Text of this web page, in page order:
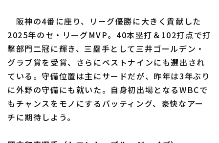
阪神の4番に座り、リーグ優勝に大きく貢献した
2025年のセ・リーグMVP。40本塁打＆102打点で打
撃部門二冠に輝き、三塁手として三井ゴールデン・
グラブ賞を受賞、さらにベストナインにも選出され
ている。守備位置は主にサードだが、昨年は3年ぶり
に外野の守備にも就いた。自身初出場となるWBCで
もチャンスをモノにするバッティング、豪快なアー
チに期待しよう。